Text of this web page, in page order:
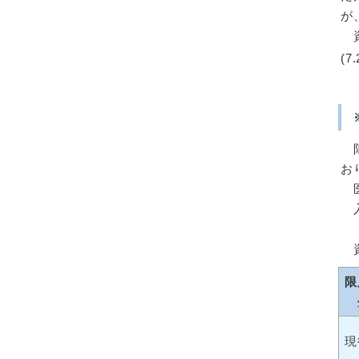
が
お